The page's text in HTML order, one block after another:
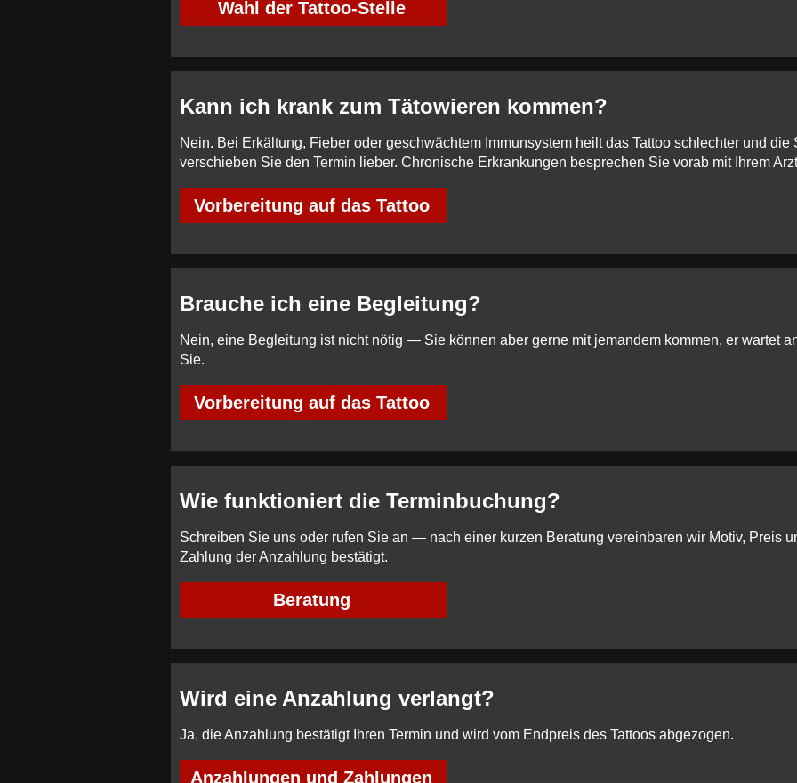
Wahl der Tattoo-Stelle
Kann ich krank zum Tätowieren kommen?
Nein. Bei Erkältung, Fieber oder geschwächtem Immunsystem heilt das Tattoo schlechter und
verschieben Sie den Termin lieber. Chronische Erkrankungen besprechen Sie vorab mit Ihrem
Vorbereitung auf das Tattoo
Brauche ich eine Begleitung?
Nein, eine Begleitung ist nicht nötig — Sie können aber gerne mit jemandem kommen, er wartet
Sie.
Vorbereitung auf das Tattoo
Wie funktioniert die Terminbuchung?
Schreiben Sie uns oder rufen Sie an — nach einer kurzen Beratung vereinbaren wir Motiv, Preis
Zahlung der Anzahlung bestätigt.
Beratung
Wird eine Anzahlung verlangt?
Ja, die Anzahlung bestätigt Ihren Termin und wird vom Endpreis des Tattoos abgezogen.
Anzahlungen und Zahlungen